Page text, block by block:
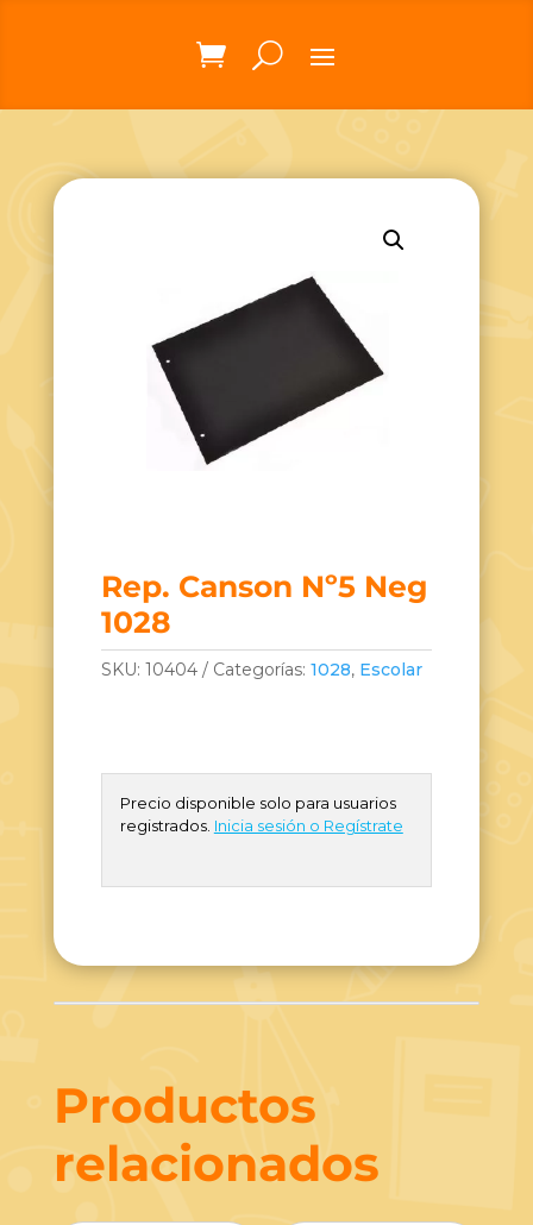
Rep. Canson Nº5 Neg
1028
SKU: 10404 Categorías: 1028, Escolar
Precio disponible solo para usuarios
registrados. Inicia sesión o Regístrate
Productos
relacionados